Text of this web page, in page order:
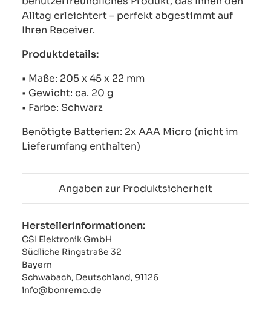
Alltag erleichtert – perfekt abgestimmt auf
Ihren Receiver.
Produktdetails:
• Maße: 205 x 45 x 22 mm
• Gewicht: ca. 20 g
• Farbe: Schwarz
Benötigte Batterien: 2x AAA Micro (nicht im
Lieferumfang enthalten)
Angaben zur Produktsicherheit
Herstellerinformationen:
CSI Elektronik GmbH
Südliche Ringstraße 32
Bayern
Schwabach, Deutschland, 91126
info@bonremo.de